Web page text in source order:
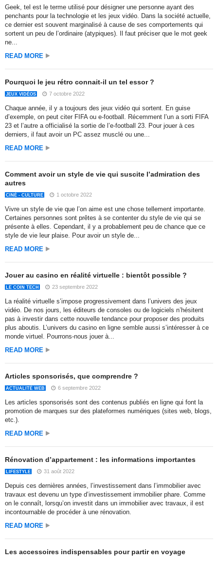
Geek, tel est le terme utilisé pour désigner une personne ayant des
penchants pour la technologie et les jeux vidéo. Dans la société actuelle,
ce dernier est souvent marginalisé à cause de ses comportements qui
sortent un peu de l’ordinaire (atypiques). Il faut préciser que le mot geek
ne...
READ MORE
Pourquoi le jeu rétro connait-il un tel essor ?
JEUX VIDÉOS 7 octobre 2022
Chaque année, il y a toujours des jeux vidéo qui sortent. En guise
d’exemple, on peut citer FIFA ou e-football. Récemment l’un a sorti FIFA
23 et l’autre a officialisé la sortie de l’e-football 23. Pour jouer à ces
derniers, il faut avoir un PC assez musclé ou une...
READ MORE
Comment avoir un style de vie qui suscite l’admiration des
autres
CINÉ - CULTURE 1 octobre 2022
Vivre un style de vie que l’on aime est une chose tellement importante.
Certaines personnes sont prêtes à se contenter du style de vie qui se
présente à elles. Cependant, il y a probablement peu de chance que ce
style de vie leur plaise. Pour avoir un style de...
READ MORE
Jouer au casino en réalité virtuelle : bientôt possible ?
LE COIN TECH 23 septembre 2022
La réalité virtuelle s’impose progressivement dans l’univers des jeux
vidéo. De nos jours, les éditeurs de consoles ou de logiciels n’hésitent
pas à investir dans cette nouvelle tendance pour proposer des produits
plus aboutis. L’univers du casino en ligne semble aussi s’intéresser à ce
monde virtuel. Pourrons-nous jouer à...
READ MORE
Articles sponsorisés, que comprendre ?
ACTUALITÉ WEB 6 septembre 2022
Les articles sponsorisés sont des contenus publiés en ligne qui font la
promotion de marques sur des plateformes numériques (sites web, blogs,
etc.).
READ MORE
Rénovation d’appartement : les informations importantes
LIFESTYLE 31 août 2022
Depuis ces dernières années, l’investissement dans l’immobilier avec
travaux est devenu un type d’investissement immobilier phare. Comme
on le connaît, lorsqu’on investit dans un immobilier avec travaux, il est
incontournable de procéder à une rénovation.
READ MORE
Les accessoires indispensables pour partir en voyage